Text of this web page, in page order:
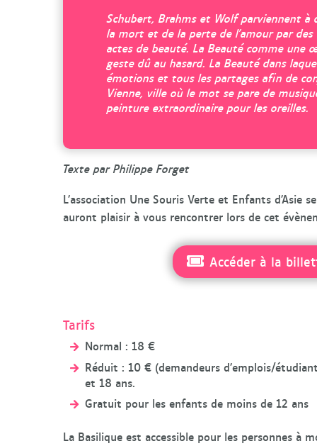
Schubert, Brahms et Wolf parviennent à
la mort et de la perte de l’amour par
actes de beauté. La Beauté comme une
geste dû au hasard. La Beauté dans
émotions et tous les partages afin de
Vienne, ville où le mot se pare de
peinture extraordinaire pour les oreilles.
Texte par Philippe Forget
L’association Une Souris Verte et Enfants d’Asie
auront plaisir à vous rencontrer lors de cet
Accéder à la
Tarifs
Normal : 18 €
Réduit : 10 € (demandeurs d’emplois/
et 18 ans.
Gratuit pour les enfants de moins de 12 ans
La Basilique est accessible pour les personnes à